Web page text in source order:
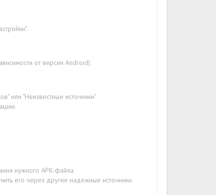
от версии Android).
или "Неизвестные источники".
нужного APK-файла.
его через другие надежные источники.